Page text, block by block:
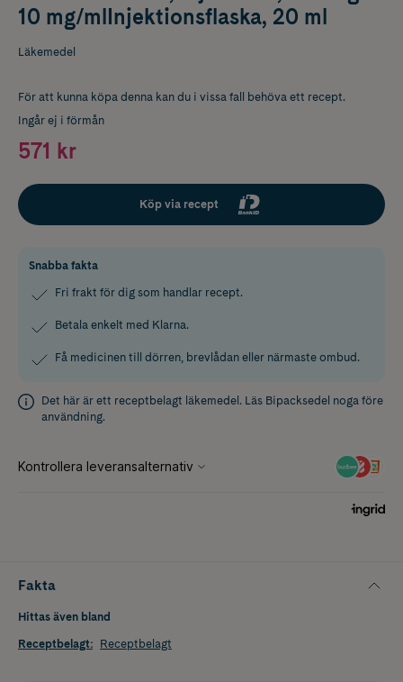
10 mg/mlInjektionsflaska, 20 ml
Läkemedel
För att kunna köpa denna kan du i vissa fall behöva ett recept.
Ingår ej i förmån
571 kr
Köp via recept
Snabba fakta
Fri frakt för dig som handlar recept.
Betala enkelt med Klarna.
Få medicinen till dörren, brevlådan eller närmaste ombud.
Det här är ett receptbelagt läkemedel. Läs Bipacksedel noga före
användning.
Fakta
Hittas även bland
Receptbelagt: Receptbelagt